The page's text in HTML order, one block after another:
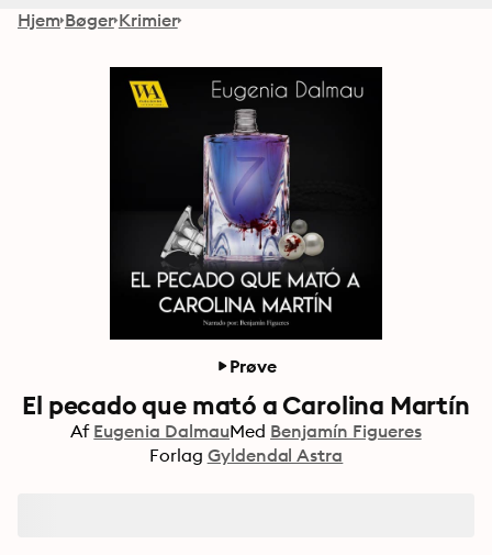
Hjem Bøger Krimier
Prøve
El pecado que mató a Carolina Martín
Af Eugenia DalmauMed Benjamín Figueres
Forlag Gyldendal Astra